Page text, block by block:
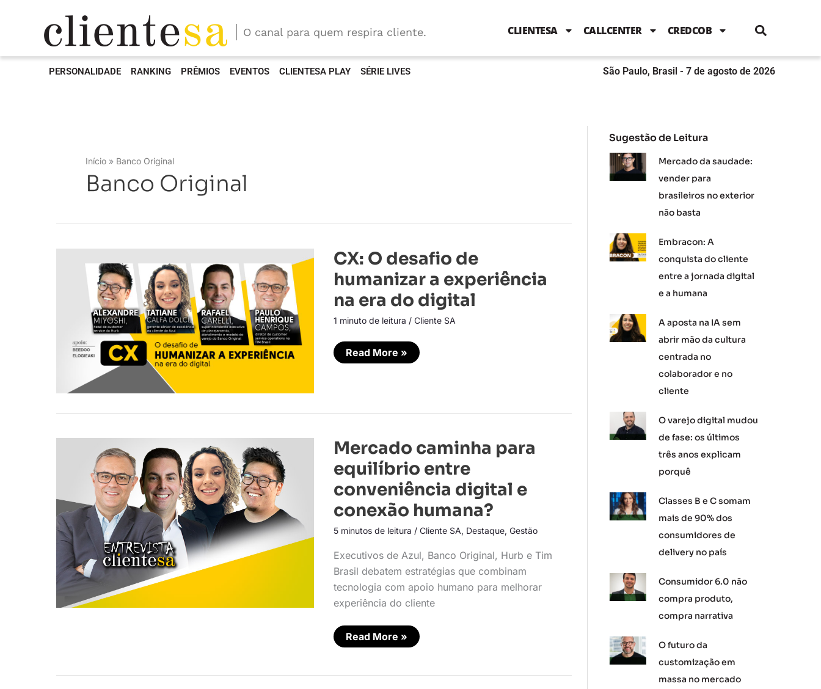
b
o
k
t
e
b
n
g
a
m
O canal para quem respira cliente. CLIENTESA CALLCENTER CREDCOB
PERSONALIDADE RANKING PRÊMIOS EVENTOS CLIENTESA PLAY SÉRIE LIVES São Paulo, Brasil - 7 de agosto de 2026
Início Banco Original
Banco Original
CX: O desafio de
humanizar a experiência
na era do digital
1 minuto de leitura / Cliente SA
CX:
O
desafio
de
a
na
do
digital
Read More »
Mercado caminha para
equilíbrio entre
conveniência digital e
conexão humana?
5 minutos de leitura / Cliente SA, Destaque, Gestão
Executivos de Azul, Banco Original, Hurb e Tim
Brasil debatem estratégias que combinam
tecnologia com apoio humano para melhorar
experiência do cliente
Mercado
caminha
para
equilíbrio
entre
conveniência
e
conexão
humana?
Read More »
Sugestão de Leitura
Mercado da saudade:
vender para
brasileiros no exterior
não basta
Embracon: A
conquista do cliente
entre a jornada digital
e a humana
A aposta na IA sem
abrir mão da cultura
centrada no
colaborador e no
cliente
O varejo digital mudou
de fase: os últimos
três anos explicam
porquê
Classes B e C somam
mais de 90% dos
consumidores de
delivery no país
Consumidor 6.0 não
compra produto,
compra narrativa
O futuro da
customização em
massa no mercado